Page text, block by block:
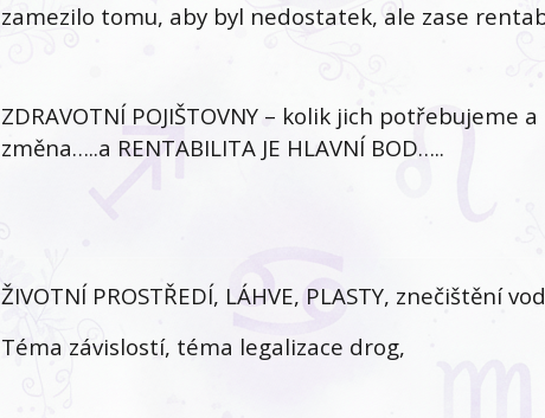
zamezilo tomu, aby byl nedostatek, ale zase
ZDRAVOTNÍ POJIŠTOVNY – kolik jich potřebujeme
změna…..a RENTABILITA JE HLAVNÍ BOD…..
ŽIVOTNÍ PROSTŘEDÍ, LÁHVE, PLASTY, znečištění
Téma závislostí, téma legalizace drog,